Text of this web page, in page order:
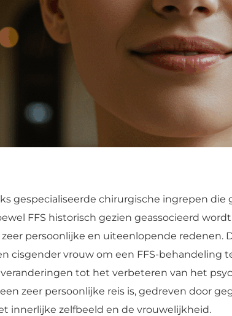
gespecialiseerde chirurgische ingrepen
FFS historisch gezien geassocieerd
persoonlijke en uiteenlopende redenen.
cisgender vrouw om een FFS-behandeling
tot het verbeteren van het
zeer persoonlijke reis is, gedreven door
innerlijke zelfbeeld en de vrouwelijkheid.